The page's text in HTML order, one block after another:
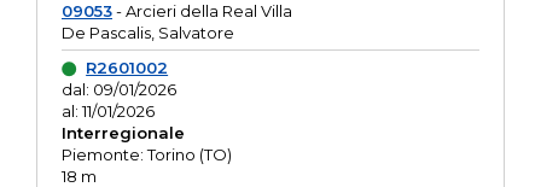
09053- Arcieri della Real Villa
De Pascalis, Salvatore
R2601002
dal: 09/01/2026
al: 11/01/2026
Interregionale
Piemonte: Torino (TO)
18 m